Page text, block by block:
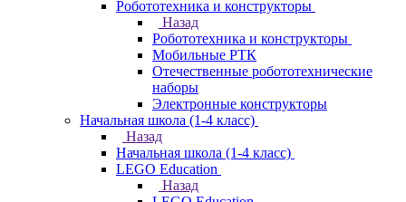
Робототехника и конструкторы
Назад
Робототехника и конструкторы
Мобильные РТК
Отечественные робототехнические
наборы
Электронные конструкторы
Начальная школа (1-4 класс)
Назад
Начальная школа (1-4 класс)
LEGO Education
Назад